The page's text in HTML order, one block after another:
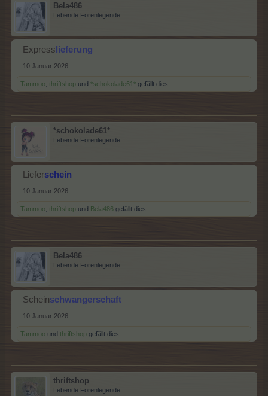
Bela486
Lebende Forenlegende
Express lieferung
10 Januar 2026
Tammoo thriftshop und *schokolade61* gefällt dies.
*schokolade61*
Lebende Forenlegende
Lieferschein
10 Januar 2026
Tammoo thriftshop und Bela486 gefällt dies.
Bela486
Lebende Forenlegende
Scheinschwangerschaft
10 Januar 2026
Tammoo und thriftshop gefällt dies.
thriftshop
Lebende Forenlegende